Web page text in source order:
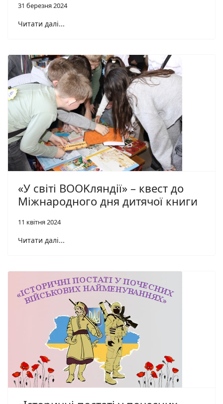
31 березня 2024
Читати далі...
«У світі BOOKляндії» – квест до
Міжнародного дня дитячої книги
11 квітня 2024
Читати далі...